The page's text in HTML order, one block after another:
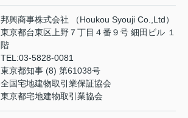
邦興商事株式会社 （Houkou Syouji Co.,Ltd）
東京都台東区上野７丁目４番９号 細田ビル １
階
TEL:03-5828-0081
東京都知事 (8) 第61038号
全国宅地建物取引業保証協会
東京都宅地建物取引業協会